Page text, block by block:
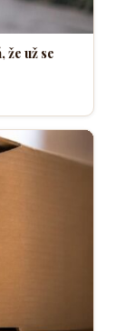
že už se